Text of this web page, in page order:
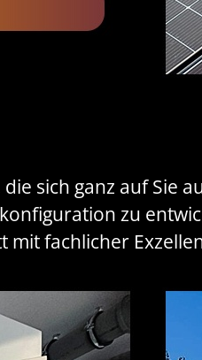
sich ganz auf Sie
zu
mit fachlicher